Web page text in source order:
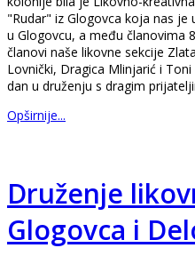
"Rudar" iz Glogovca koja nas
u Glogovcu, a među članovima
članovi naše likovne sekcije
Lovnički, Dragica Mlinjarić i
dan u druženju s dragim
Opširnije...
Druženje
Glogovca i